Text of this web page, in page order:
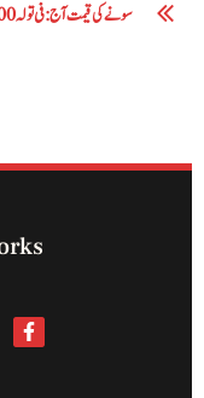
سونے کی قیمت آج: فی تولہ 200 روپے کمی – تازہ ترین ریٹ 2025